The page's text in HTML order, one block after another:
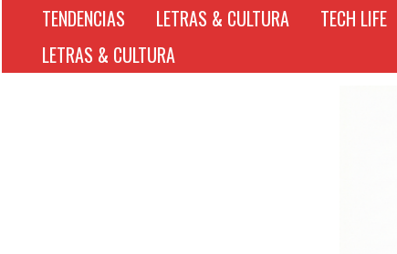
TENDENCIAS LETRAS & CULTURA TECH LIFE
LETRAS & CULTURA